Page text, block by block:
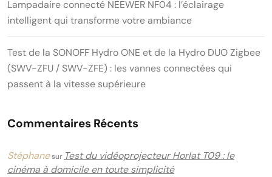
Lampadaire connecté NEEWER NF04 : l’éclairage
intelligent qui transforme votre ambiance
Test de la SONOFF Hydro ONE et de la Hydro DUO Zigbee
(SWV-ZFU / SWV-ZFE) : les vannes connectées qui
passent à la vitesse supérieure
Commentaires Récents
Stéphanesur Test du vidéoprojecteur Horlat T09 : le
cinéma à domicile en toute simplicité